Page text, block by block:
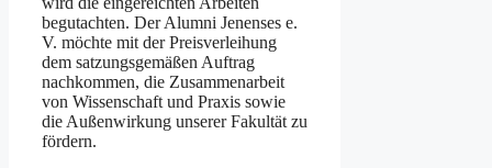
begutachten. Der Alumni Jenenses e.
V. möchte mit der Preisverleihung
dem satzungsgemäßen Auftrag
nachkommen, die Zusammenarbeit
von Wissenschaft und Praxis sowie
die Außenwirkung unserer Fakultät zu
fördern.